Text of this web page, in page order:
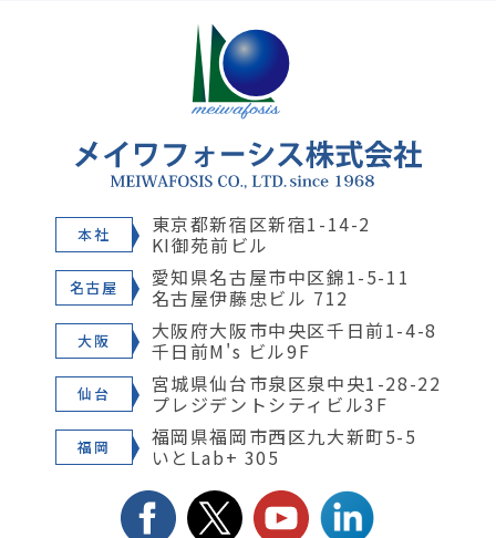
本社 東京都新宿区新宿1-14-2
KI御苑前ビル
名古屋 愛知県名古屋市中区錦1-5-11
名古屋伊藤忠ビル 712
大阪 大阪府大阪市中央区千日前1-4-8
千日前M's ビル9F
仙台 宮城県仙台市泉区泉中央1-28-22
プレジデントシティビル3F
福岡 福岡県福岡市西区九大新町5-5
いとLab+ 305